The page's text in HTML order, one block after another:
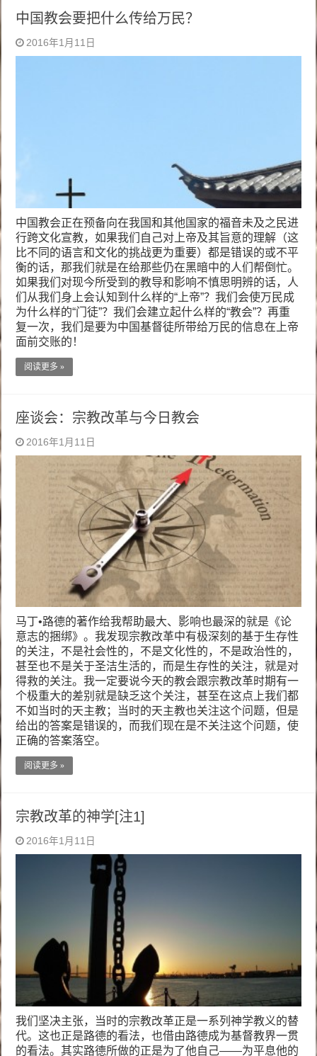
中国教会要把什么传给万民？
2016年1月11日
中国教会正在预备向在我国和其他国家的福音未及之民进
行跨文化宣教，如果我们自己对上帝及其旨意的理解（这
比不同的语言和文化的挑战更为重要）都是错误的或不平
衡的话，那我们就是在给那些仍在黑暗中的人们帮倒忙。
如果我们对现今所受到的教导和影响不慎思明辨的话，人
们从我们身上会认知到什么样的“上帝”？我们会使万民成
为什么样的“门徒”？我们会建立起什么样的“教会”？再重
复一次，我们是要为中国基督徒所带给万民的信息在上帝
面前交账的！
阅读更多 »
座谈会：宗教改革与今日教会
2016年1月11日
马丁•路德的著作给我帮助最大、影响也最深的就是《论
意志的捆绑》。我发现宗教改革中有极深刻的基于生存性
的关注，不是社会性的，不是文化性的，不是政治性的，
甚至也不是关于圣洁生活的，而是生存性的关注，就是对
得救的关注。我一定要说今天的教会跟宗教改革时期有一
个极重大的差别就是缺乏这个关注，甚至在这点上我们都
不如当时的天主教；当时的天主教也关注这个问题，但是
给出的答案是错误的，而我们现在是不关注这个问题，使
正确的答案落空。
阅读更多 »
宗教改革的神学[注1]
2016年1月11日
我们坚决主张，当时的宗教改革正是一系列神学教义的替
代。这也正是路德的看法，也借由路德成为基督教界一贯
的看法。其实路德所做的正是为了他自己——为平息他的